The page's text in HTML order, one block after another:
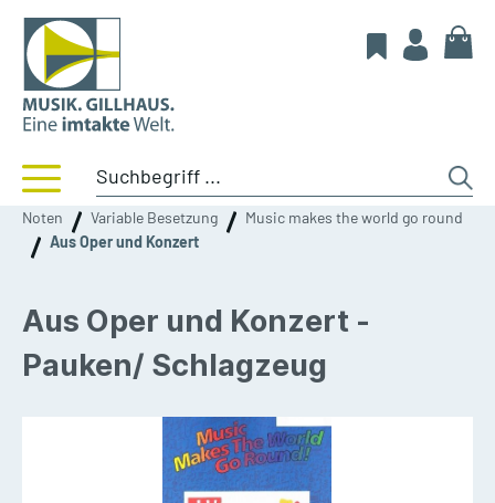
Noten Variable Besetzung
Music makes the world go round
Aus Oper und Konzert
Aus Oper und Konzert -
Pauken/ Schlagzeug